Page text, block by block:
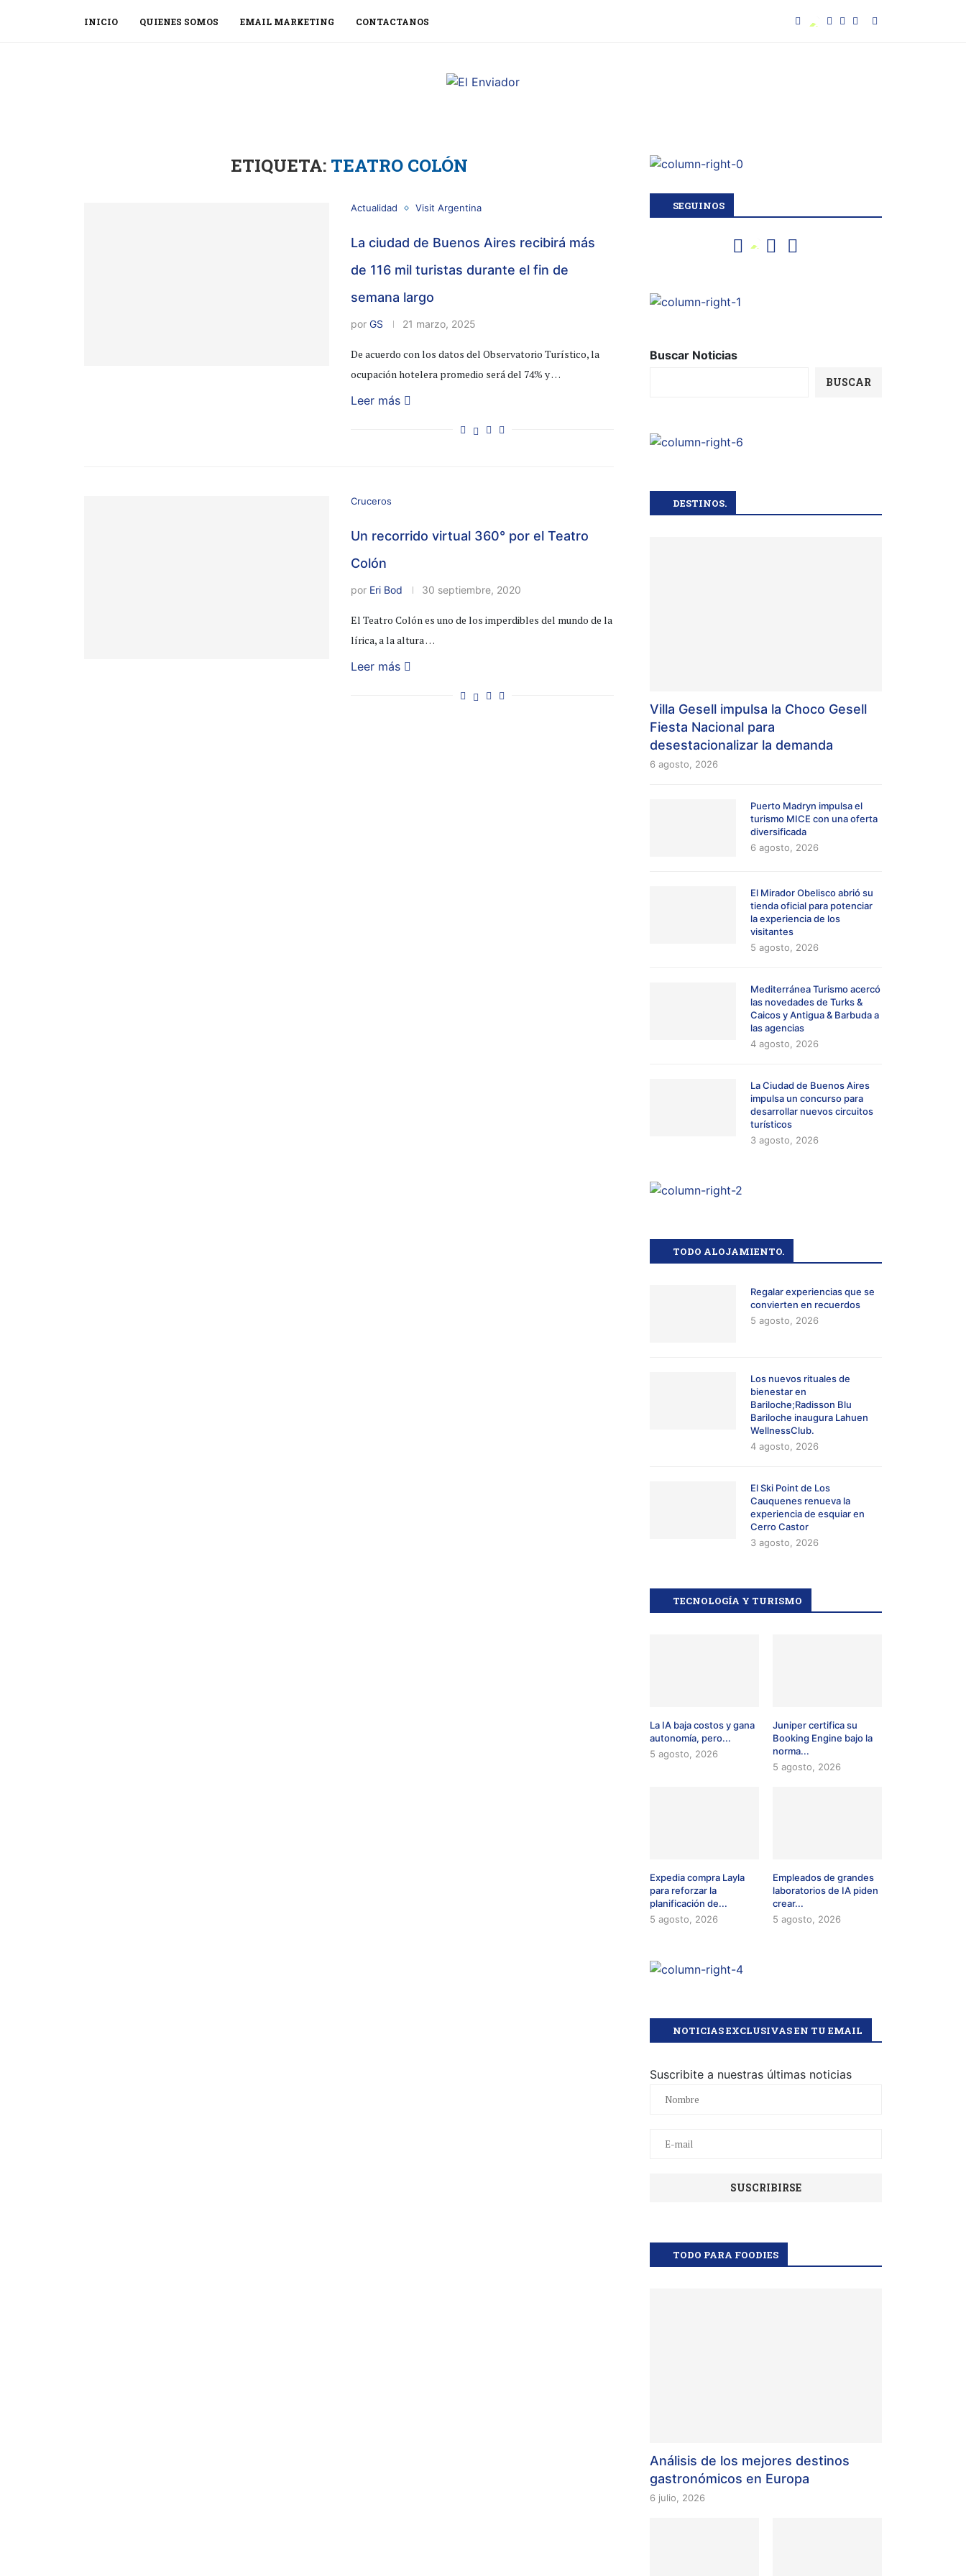
INICIO QUIENES SOMOS EMAIL MARKETING CONTACTANOS
ETIQUETA: TEATRO COLÓN
Actualidad Visit Argentina
La ciudad de Buenos Aires recibirá más
de 116 mil turistas durante el fin de
semana largo
porGS 21 marzo, 2025
De acuerdo con los datos del Observatorio Turístico, la
ocupación hotelera promedio será del 74% y …
Leer más
Cruceros
Un recorrido virtual 360° por el Teatro
Colón
por Eri Bod 30 septiembre, 2020
El Teatro Colón es uno de los imperdibles del mundo de la
lírica, a la altura …
Leer más
SEGUINOS
Buscar Noticias
BUSCAR
DESTINOS.
Villa Gesell impulsa la Choco Gesell
Fiesta Nacional para
desestacionalizar la demanda
6 agosto, 2026
Puerto Madryn impulsa el
turismo MICE con una oferta
diversificada
6 agosto, 2026
El Mirador Obelisco abrió su
tienda oficial para potenciar
la experiencia de los
visitantes
5 agosto, 2026
Mediterránea Turismo acercó
las novedades de Turks &
Caicos y Antigua & Barbuda a
las agencias
4 agosto, 2026
La Ciudad de Buenos Aires
impulsa un concurso para
desarrollar nuevos circuitos
turísticos
3 agosto, 2026
TODO ALOJAMIENTO.
Regalar experiencias que se
convierten en recuerdos
5 agosto, 2026
Los nuevos rituales de
bienestar en
Bariloche;Radisson Blu
Bariloche inaugura Lahuen
WellnessClub.
4 agosto, 2026
El Ski Point de Los
Cauquenes renueva la
experiencia de esquiar en
Cerro Castor
3 agosto, 2026
TECNOLOGÍA Y TURISMO
La IA baja costos y gana
autonomía, pero...
5 agosto, 2026
Juniper certifica su
Booking Engine bajo la
norma...
5 agosto, 2026
Expedia compra Layla
para reforzar la
planificación de...
5 agosto, 2026
Empleados de grandes
laboratorios de IA piden
crear...
5 agosto, 2026
NOTICIAS EXCLUSIVAS EN TU EMAIL
Suscribite a nuestras últimas noticias
TODO PARA FOODIES
Análisis de los mejores destinos
gastronómicos en Europa
6 julio, 2026